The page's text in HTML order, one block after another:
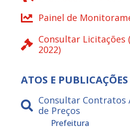
Painel de
Consultar Licitações
2022)
ATOS E PUBLICAÇÕES
Consultar Contratos
de Preços
Prefeitura